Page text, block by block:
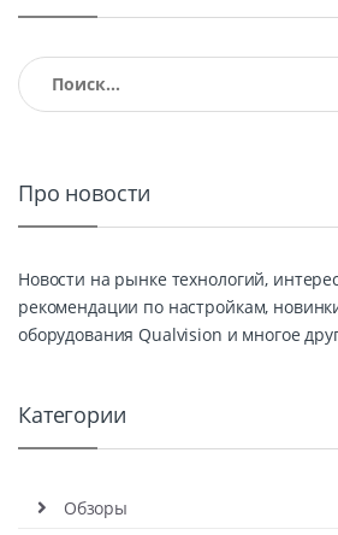
Найти:
Про новости
Новости на рынке технологий,
рекомендации по настройкам,
оборудования Qualvision и многое
Категории
Обзоры